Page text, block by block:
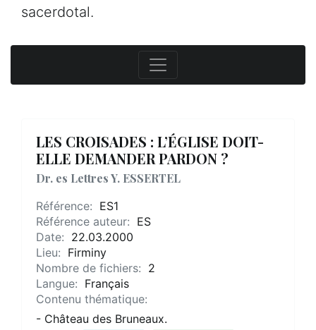
sacerdotal.
LES CROISADES : L’ÉGLISE DOIT-
ELLE DEMANDER PARDON ?
Dr. es Lettres Y. ESSERTEL
Référence: ES1
Référence auteur: ES
Date: 22.03.2000
Lieu: Firminy
Nombre de fichiers: 2
Langue: Français
Contenu thématique:
- Château des Bruneaux.